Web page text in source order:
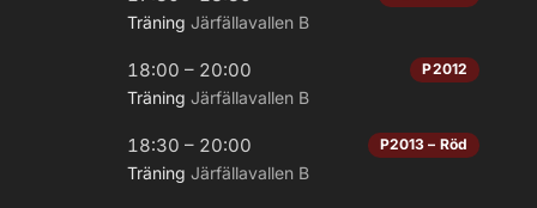
Träning Järfällavallen B
18:00 – 20:00 P2012
Träning Järfällavallen B
18:30 – 20:00 P2013 – Röd
Träning Järfällavallen B